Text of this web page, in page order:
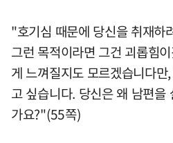
"호기심 때문에 당신을 취재하
그런 목적이라면 그건 괴롭힘
게 느껴질지도 모르겠습니다
고 싶습니다. 당신은 왜 남편을
가요?"(55쪽)